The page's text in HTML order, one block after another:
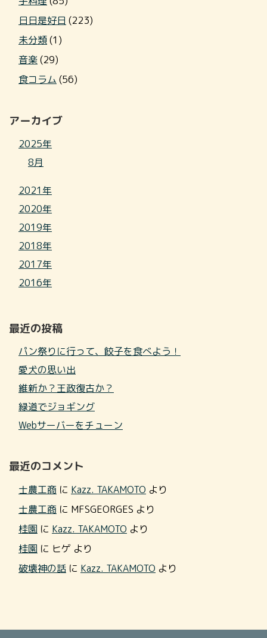
日日是好日 (223)
未分類(1)
音楽(29)
食コラム (56)
アーカイブ
2025年
8月
2021年
2020年
2019年
2018年
2017年
2016年
最近の投稿
パン祭りに行って、餃子を食べよう！
愛犬の思い出
維新か？王政復古か？
緑道でジョギング
Webサーバーをチューン
最近のコメント
士農工商 に Kazz. TAKAMOTO より
士農工商 に MFSGEORGES より
桂園 に Kazz. TAKAMOTO より
桂園 に ヒゲ より
破壊神の話 に Kazz. TAKAMOTO より